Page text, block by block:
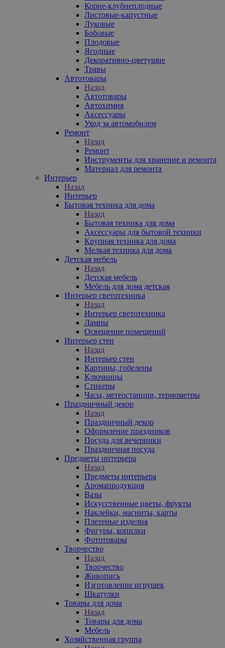
Корне-клубнеплодные
Листовые-капустные
Луковые
Бобовые
Плодовые
Ягодные
Декоративно-цветущие
Травы
Автотовары
Назад
Автотовары
Автохимия
Аксессуары
Уход за автомобилем
Ремонт
Назад
Ремонт
Инструменты для хранение и ремонта
Материал для ремонта
Интерьер
Назад
Интерьер
Бытовая техника для дома
Назад
Бытовая техника для дома
Аксессуары для бытовой техники
Крупная техника для дома
Мелкая техника для дома
Детская мебель
Назад
Детская мебель
Мебель для дома детская
Интерьер светотехника
Назад
Интерьер светотехника
Лампы
Освещение помещений
Интерьер стен
Назад
Интерьер стен
Картины, гобелены
Ключницы
Стикеры
Часы, метеостанции, термометры
Праздничный декор
Назад
Праздничный декор
Оформление праздников
Посуда для вечеринки
Праздничная посуда
Предметы интерьера
Назад
Предметы интерьера
Аромапродукция
Вазы
Искусственные цветы, фрукты
Наклейки, магниты, карты
Плетеные изделия
Фигуры, копилки
Фототовары
Творчество
Назад
Творчество
Живопись
Изготовление игрушек
Шкатулки
Товары для дома
Назад
Товары для дома
Мебель
Хозяйственная группа